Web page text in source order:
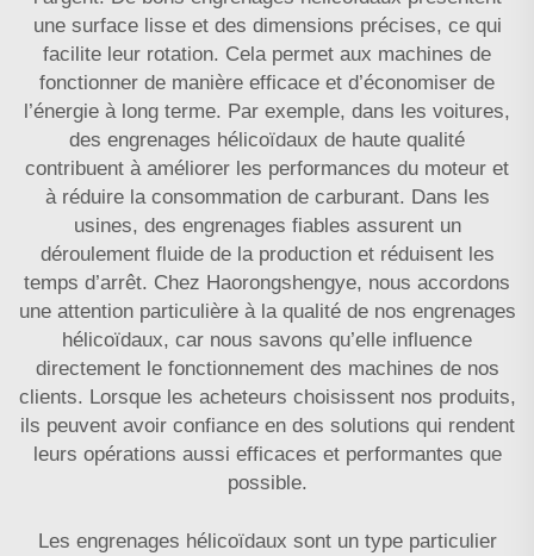
une surface lisse et des dimensions précises, ce qui
facilite leur rotation. Cela permet aux machines de
fonctionner de manière efficace et d’économiser de
l’énergie à long terme. Par exemple, dans les voitures,
des engrenages hélicoïdaux de haute qualité
contribuent à améliorer les performances du moteur et
à réduire la consommation de carburant. Dans les
usines, des engrenages fiables assurent un
déroulement fluide de la production et réduisent les
temps d’arrêt. Chez Haorongshengye, nous accordons
une attention particulière à la qualité de nos engrenages
hélicoïdaux, car nous savons qu’elle influence
directement le fonctionnement des machines de nos
clients. Lorsque les acheteurs choisissent nos produits,
ils peuvent avoir confiance en des solutions qui rendent
leurs opérations aussi efficaces et performantes que
possible.
Les engrenages hélicoïdaux sont un type particulier